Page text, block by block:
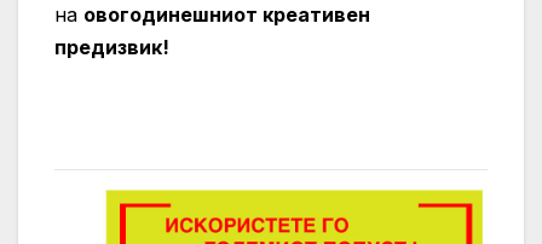
на овогодинешниот креативен
предизвик!